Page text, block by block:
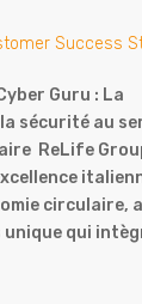
Success
Guru : La
sécurité au
ReLife
circulaire,
unique qui